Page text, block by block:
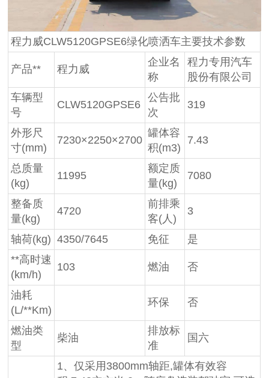
程力威CLW5120GPSE6绿化喷洒车主要技术参数
产品** 程力威
企业名
称
程力专用汽车
股份有限公司
车辆型
号
CLW5120GPSE6
公告批
次
319
外形尺
寸(mm)
7230×2250×2700
罐体容
积(m3)
7.43
总质量
(kg)
11995
额定质
量(kg)
7080
整备质
量(kg)
4720
前排乘
客(人)
3
轴荷(kg) 4350/7645 免征
是
**高时速
(km/h)
103 燃油 否
油耗
(L/**Km)
环保 否
燃油类
型
柴油
排放标
准
国六
1、仅采用3800mm轴距,罐体有效容